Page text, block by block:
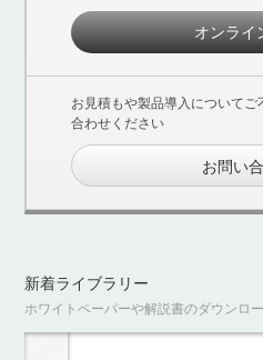
オンライ
お見積もや製品導入について
合わせください
お問い
新着ライブラリー
ホワイトペーパーや解説書のダウンロ